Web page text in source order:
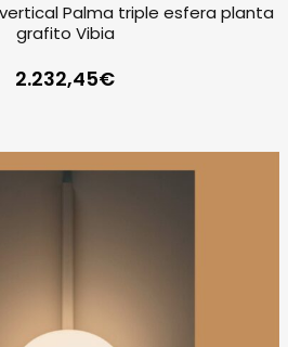
Palma triple esfera planta
grafito Vibia
2.232,45€